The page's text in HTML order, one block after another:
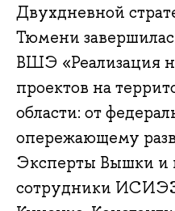
Двухдневной
Тюмени
ВШЭ «Реализация
проектов на
области: от
опережающему
Эксперты Вышки и
сотрудники